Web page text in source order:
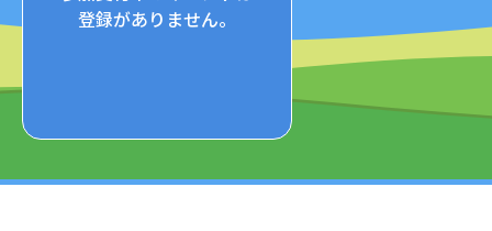
登録がありません。
18日（土）～9
）
ジョブキッズえひめ2026
2026年7月18日（土）～9
月30日（水）